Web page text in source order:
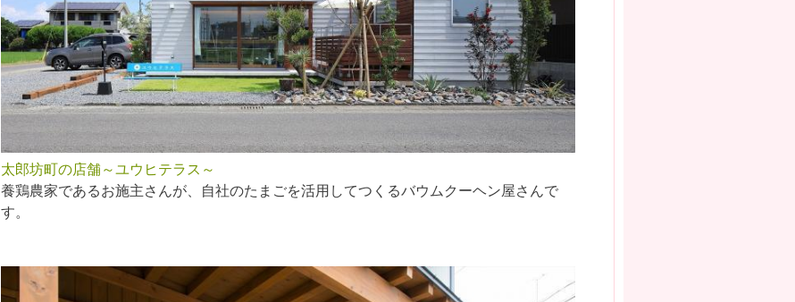
太郎坊町の店舗～ユウヒテラス～
養鶏農家であるお施主さんが、自社のたまごを活用してつくるバウムクーヘン屋さんで
す。